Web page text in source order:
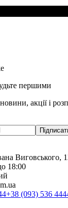
першими
акції і
Виговського,
18:00
+38 (093) 536